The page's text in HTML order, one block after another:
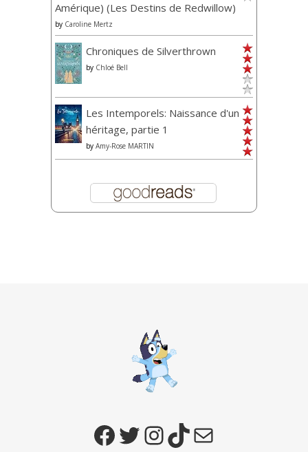
Amérique) (Les Destins de Redwillow)
by Caroline Mertz
Chroniques de Silverthrown
by Chloé Bell
Les Intemporels: Naissance d'un
héritage, partie 1
by Amy-Rose MARTIN
Facebook
TwitterInstagram
TikTokE-mail